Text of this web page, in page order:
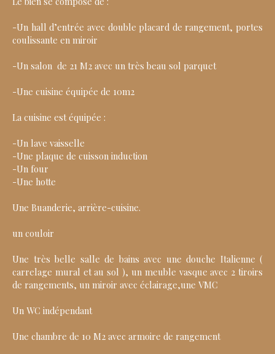
-Un hall d’entrée avec double placard de rangement, portes
coulissante en miroir
-Un salon de 21 M2 avec un très beau sol parquet
-Une cuisine équipée de 10m2
La cuisine est équipée :
-Un lave vaisselle
-Une plaque de cuisson induction
-Un four
-Une hotte
Une Buanderie, arrière-cuisine.
un couloir
Une très belle salle de bains avec une douche Italienne (
carrelage mural et au sol ), un meuble vasque avec 2 tiroirs
de rangements, un miroir avec éclairage,une VMC
Un WC indépendant
Une chambre de 10 M2 avec armoire de rangement